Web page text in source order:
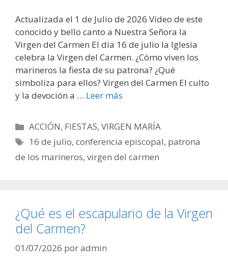
Actualizada el 1 de Julio de 2026 Vídeo de este
conocido y bello canto a Nuestra Señora la
Virgen del Carmen El día 16 de julio la Iglesia
celebra la Virgen del Carmen. ¿Cómo viven los
marineros la fiesta de su patrona? ¿Qué
simboliza para ellos? Virgen del Carmen El culto
y la devoción a … Leer más
Categorías
ACCIÓN, FIESTAS,VIRGEN MARÍA
Etiquetas
16 de julio,conferencia episcopal, patrona
de los marineros, virgen del carmen
¿Qué es el escapulario de la Virgen
del Carmen?
01/07/2026 poradmin